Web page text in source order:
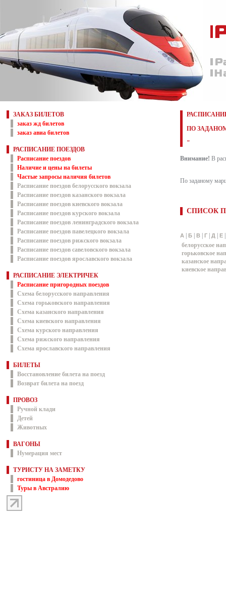
ЗАКАЗ БИЛЕТОВ
заказ жд билетов
заказ авиа билетов
РАСПИСАНИЕ ПОЕЗДОВ
Расписание поездов
Наличие и цены на билеты
Частые запросы наличия билетов
Расписание поездов белорусского вокзала
Расписание поездов казанского вокзала
Расписание поездов киевского вокзала
Расписание поездов курского вокзала
Расписание поездов ленинградского вокзала
Расписание поездов павелецкого вокзала
Расписание поездов рижского вокзала
Расписание поездов савеловского вокзала
Расписание поездов ярославского вокзала
РАСПИСАНИЕ ЭЛЕКТРИЧЕК
Расписание пригородных поездов
Схема белорусского направления
Схема горьковского направления
Схема казанского направления
Схема киевского направления
Схема курского направления
Схема рижского направления
Схема ярославского направления
БИЛЕТЫ
Восстановление билета на поезд
Возврат билета на поезд
ПРОВОЗ
Ручной клади
Детей
Животных
ВАГОНЫ
Нумерация мест
ТУРИСТУ НА ЗАМЕТКУ
гостиница в Домодедово
Туры в Австралию
ПО
"
Внимание! В
По заданому
СПИСОК
А Б В Г Д Е
белорусское
горьковское
казанское
киевское